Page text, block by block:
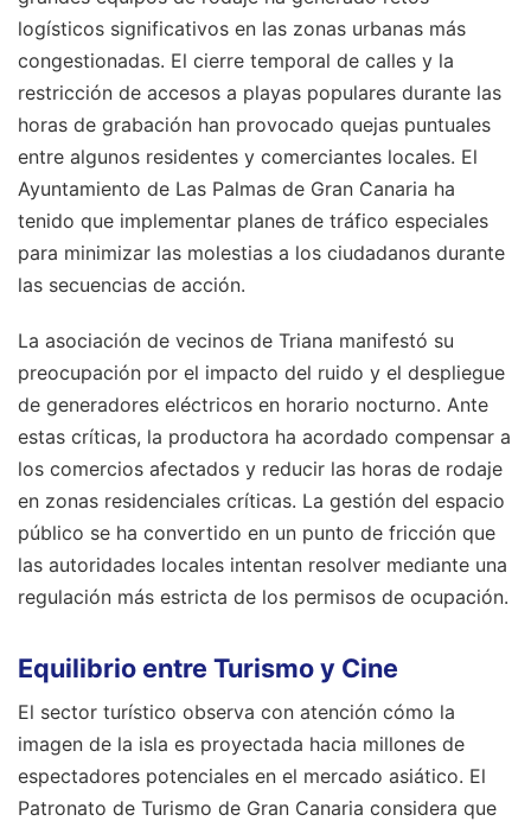
logísticos significativos en las zonas urbanas más
congestionadas. El cierre temporal de calles y la
restricción de accesos a playas populares durante las
horas de grabación han provocado quejas puntuales
entre algunos residentes y comerciantes locales. El
Ayuntamiento de Las Palmas de Gran Canaria ha
tenido que implementar planes de tráfico especiales
para minimizar las molestias a los ciudadanos durante
las secuencias de acción.
La asociación de vecinos de Triana manifestó su
preocupación por el impacto del ruido y el despliegue
de generadores eléctricos en horario nocturno. Ante
estas críticas, la productora ha acordado compensar a
los comercios afectados y reducir las horas de rodaje
en zonas residenciales críticas. La gestión del espacio
público se ha convertido en un punto de fricción que
las autoridades locales intentan resolver mediante una
regulación más estricta de los permisos de ocupación.
Equilibrio entre Turismo y Cine
El sector turístico observa con atención cómo la
imagen de la isla es proyectada hacia millones de
espectadores potenciales en el mercado asiático. El
Patronato de Turismo de Gran Canaria considera que